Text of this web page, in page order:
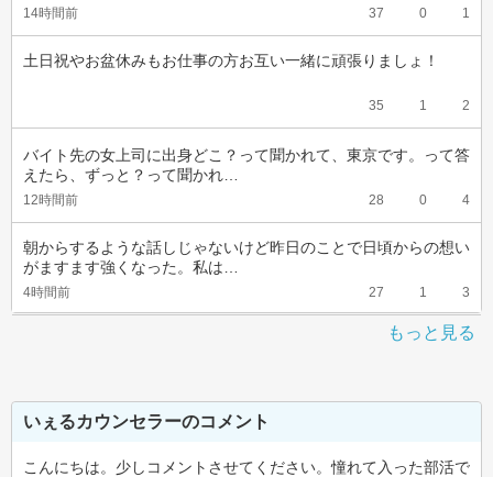
14時間前 37 0 1
土日祝やお盆休みもお仕事の方お互い一緒に頑張りましょ！
35 1 2
バイト先の女上司に出身どこ？って聞かれて、東京です。って答
えたら、ずっと？って聞かれ…
12時間前 28 0 4
朝からするような話しじゃないけど昨日のことで日頃からの想い
がますます強くなった。私は…
4時間前 27 1 3
もっと見る
いぇるカウンセラーのコメント
こんにちは。少しコメントさせてください。憧れて入った部活で